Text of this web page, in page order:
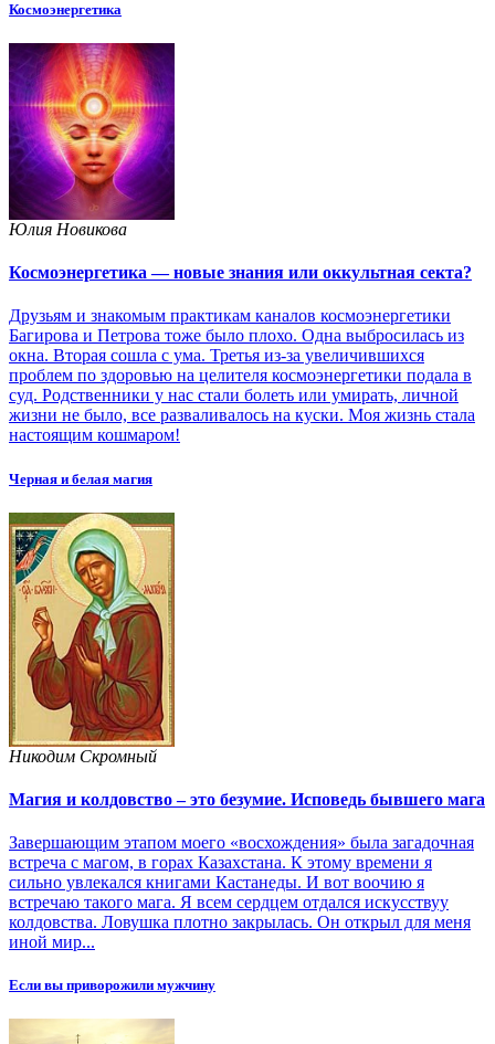
Космоэнергетика
Юлия Новикова
Космоэнергетика — новые знания или оккультная секта?
Друзьям и знакомым практикам каналов космоэнергетики
Багирова и Петрова тоже было плохо. Одна выбросилась из
окна. Вторая сошла с ума. Третья из-за увеличившихся
проблем по здоровью на целителя космоэнергетики подала в
суд. Родственники у нас стали болеть или умирать, личной
жизни не было, все разваливалось на куски. Моя жизнь стала
настоящим кошмаром!
Черная и белая магия
Никодим Скромный
Магия и колдовство – это безумие. Исповедь бывшего мага
Завершающим этапом моего «восхождения» была загадочная
встреча с магом, в горах Казахстана. К этому времени я
сильно увлекался книгами Кастанеды. И вот воочию я
встречаю такого мага. Я всем сердцем отдался искусствуу
колдовства. Ловушка плотно закрылась. Он открыл для меня
иной мир...
Если вы приворожили мужчину